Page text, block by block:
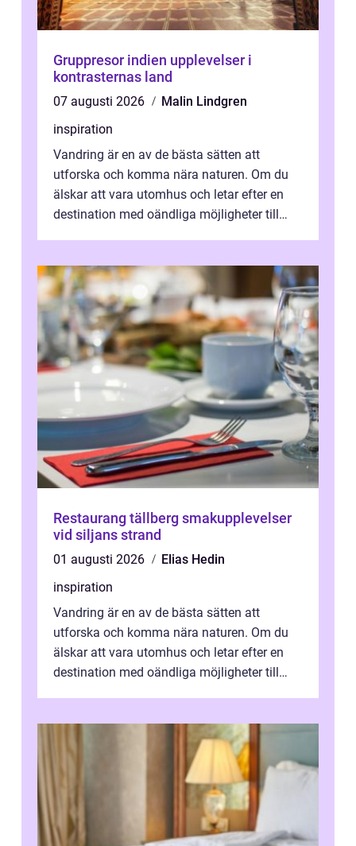
Gruppresor indien upplevelser i
kontrasternas land
07 augusti 2026
Malin Lindgren
inspiration
Vandring är en av de bästa sätten att
utforska och komma nära naturen. Om du
älskar att vara utomhus och letar efter en
destination med oändliga möjligheter till
Restaurang tällberg smakupplevelser
vid siljans strand
01 augusti 2026
Elias Hedin
inspiration
Vandring är en av de bästa sätten att
utforska och komma nära naturen. Om du
älskar att vara utomhus och letar efter en
destination med oändliga möjligheter till